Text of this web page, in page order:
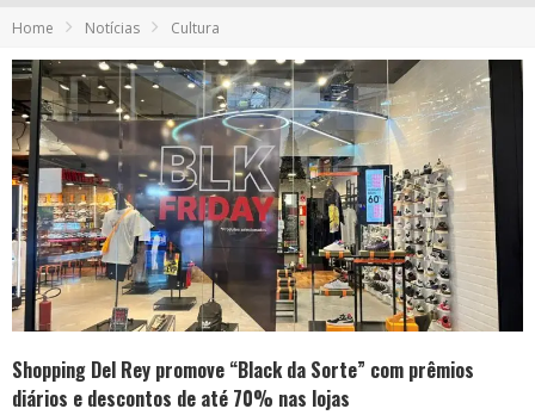
De BH para o mundo: conheça a stylist mineira por trás de turnês e campanhas globais
Home Notícias Cultura
Shopping Del Rey promove “Black da Sorte” com prêmios
diários e descontos de até 70% nas lojas